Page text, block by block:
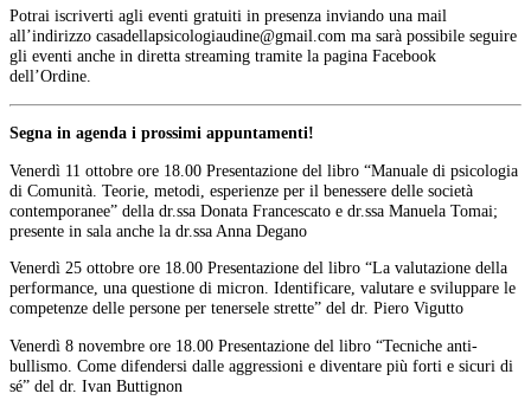
Potrai iscriverti agli eventi gratuiti in presenza inviando una mail
all’indirizzo
ma sarà possibile seguire
gli eventi anche in diretta streaming tramite la pagina Facebook
dell’Ordine.
Segna in agenda i prossimi appuntamenti!
Venerdì 11 ottobre ore 18.00 Presentazione del libro “Manuale di psicologia
di Comunità. Teorie, metodi, esperienze per il benessere delle società
contemporanee” della dr.ssa Donata Francescato e dr.ssa Manuela Tomai;
presente in sala anche la dr.ssa Anna Degano
Venerdì 25 ottobre ore 18.00 Presentazione del libro “La valutazione della
performance, una questione di micron. Identificare, valutare e sviluppare le
competenze delle persone per tenersele strette” del dr. Piero Vigutto
Venerdì 8 novembre ore 18.00 Presentazione del libro “Tecniche anti-
bullismo. Come difendersi dalle aggressioni e diventare più forti e sicuri di
sé” del dr. Ivan Buttignon